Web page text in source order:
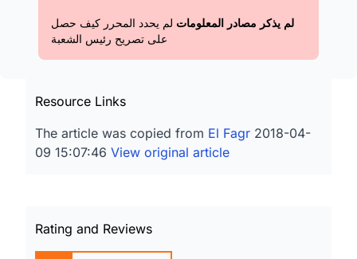
لم يذكر مصادر المعلومات لم يحدد المحرر كيف حصل
على تصريح رئيس الشعبة
Resource Links
The article was copied from El Fagr 2018-04-
09 15:07:46 View original article
Rating and Reviews